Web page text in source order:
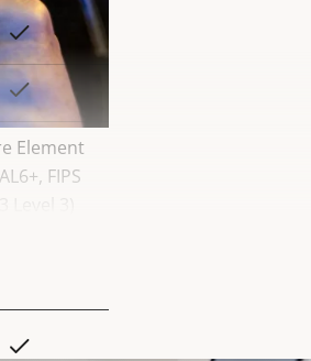
Sí
Sí
Element
FIPS